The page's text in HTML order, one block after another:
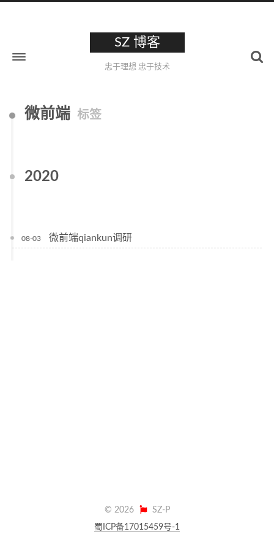
SZ 博客
忠于理想 忠于技术
微前端 标签
2020
08-03 微前端qiankun调研
© 2026
SZ-P
蜀ICP备17015459号-1